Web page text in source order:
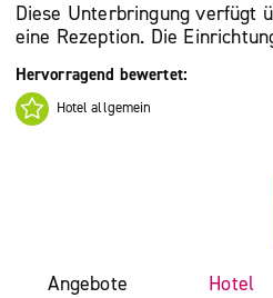
Diese Unterbringung verfügt
eine Rezeption. Die
Hervorragend bewertet:
Hotel allgemein
Angebote Hotel